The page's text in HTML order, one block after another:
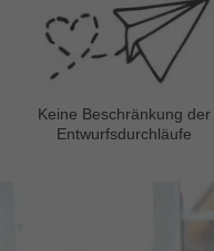
Keine Beschränkung der
Entwurfsdurchläufe